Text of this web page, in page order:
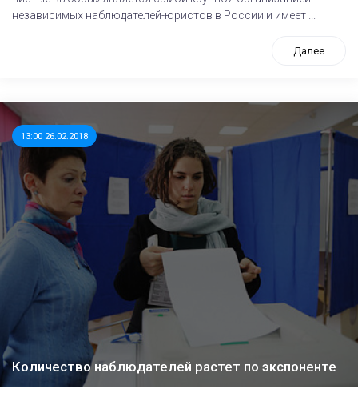
независимых наблюдателей-юристов в России и имеет ...
Далее
13:00 26.02.2018
Количество наблюдателей растет по экспоненте